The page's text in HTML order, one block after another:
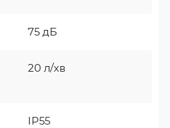
75 дБ
20 л/хв
IP55